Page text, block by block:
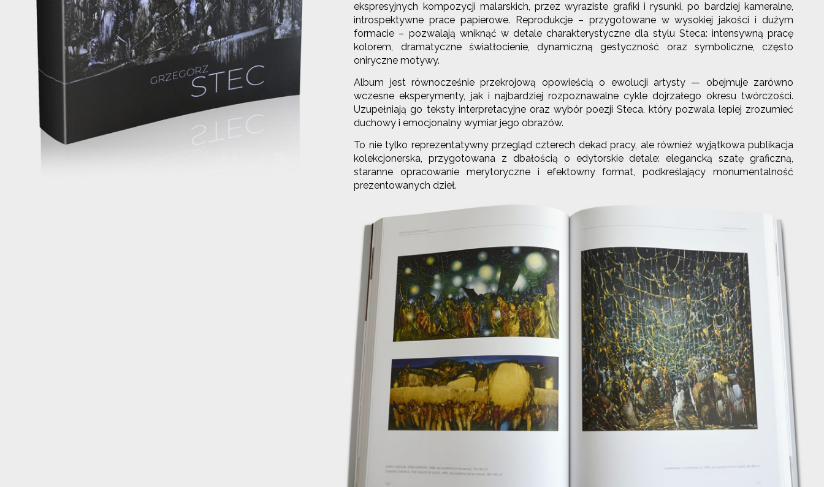
ekspresyjnych kompozycji malarskich, przez wyraziste grafiki i rysunki, po bardziej kameralne,
introspektywne prace papierowe. Reprodukcje – przygotowane w wysokiej jakości i dużym
formacie – pozwalają wniknąć w detale charakterystyczne dla stylu Steca: intensywną pracę
kolorem, dramatyczne światłocienie, dynamiczną gestyczność oraz symboliczne, często
oniryczne motywy.
Album jest równocześnie przekrojową opowieścią o ewolucji artysty — obejmuje zarówno
wczesne eksperymenty, jak i najbardziej rozpoznawalne cykle dojrzałego okresu twórczości.
Uzupełniają go teksty interpretacyjne oraz wybór poezji Steca, który pozwala lepiej zrozumieć
duchowy i emocjonalny wymiar jego obrazów.
To nie tylko reprezentatywny przegląd czterech dekad pracy, ale również wyjątkowa publikacja
kolekcjonerska, przygotowana z dbałością o edytorskie detale: elegancką szatę graficzną,
staranne opracowanie merytoryczne i efektowny format, podkreślający monumentalność
prezentowanych dzieł.